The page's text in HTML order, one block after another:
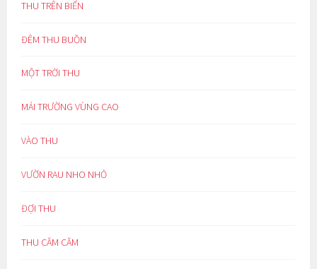
THU TRÊN BIỂN
ĐÊM THU BUỒN
MỘT TRỜI THU
MÁI TRƯỜNG VÙNG CAO
VÀO THU
VƯỜN RAU NHO NHỎ
ĐỢI THU
THU CĂM CĂM